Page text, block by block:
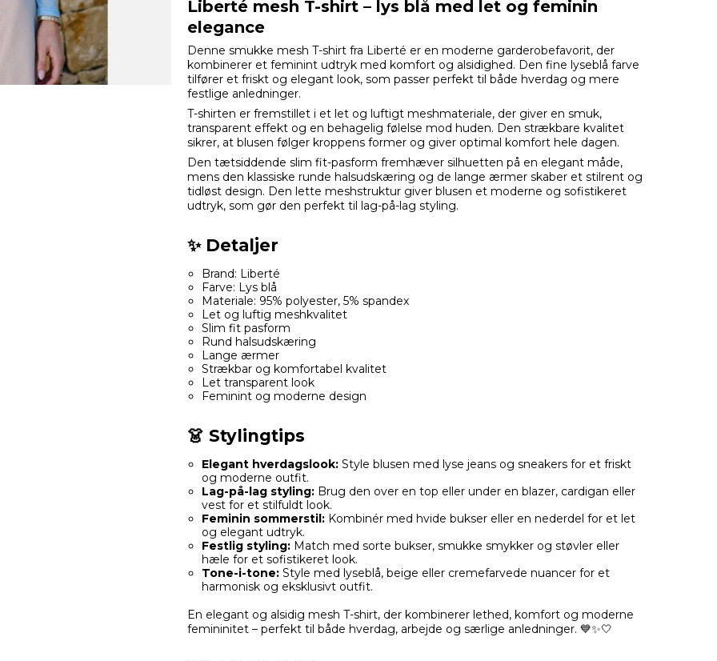
Liberté mesh T-shirt – lys blå med let og feminin
elegance
Denne smukke mesh T-shirt fra Liberté er en moderne garderobefavorit, der
kombinerer et feminint udtryk med komfort og alsidighed. Den fine lyseblå farve
tilfører et friskt og elegant look, som passer perfekt til både hverdag og mere
festlige anledninger.
T-shirten er fremstillet i et let og luftigt meshmateriale, der giver en smuk,
transparent effekt og en behagelig følelse mod huden. Den strækbare kvalitet
sikrer, at blusen følger kroppens former og giver optimal komfort hele dagen.
Den tætsiddende slim fit-pasform fremhæver silhuetten på en elegant måde,
mens den klassiske runde halsudskæring og de lange ærmer skaber et stilrent og
tidløst design. Den lette meshstruktur giver blusen et moderne og sofistikeret
udtryk, som gør den perfekt til lag-på-lag styling.
✨ Detaljer
Brand: Liberté
Farve: Lys blå
Materiale: 95% polyester, 5% spandex
Let og luftig meshkvalitet
Slim fit pasform
Rund halsudskæring
Lange ærmer
Strækbar og komfortabel kvalitet
Let transparent look
Feminint og moderne design
👗 Stylingtips
Elegant hverdagslook:Style blusen med lyse jeans og sneakers for et friskt
og moderne outfit.
Lag-på-lag styling:Brug den over en top eller under en blazer, cardigan eller
vest for et stilfuldt look.
Feminin sommerstil:Kombinér med hvide bukser eller en nederdel for et let
og elegant udtryk.
Festlig styling:Match med sorte bukser, smukke smykker og støvler eller
hæle for et sofistikeret look.
Tone-i-tone:Style med lyseblå, beige eller cremefarvede nuancer for et
harmonisk og eksklusivt outfit.
En elegant og alsidig mesh T-shirt, der kombinerer lethed, komfort og moderne
femininitet – perfekt til både hverdag, arbejde og særlige anledninger. 💙✨🤍